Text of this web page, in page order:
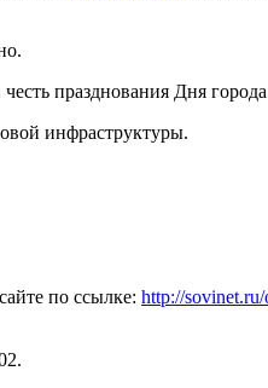
празднования Дня
инфраструктуры.
по ссылке: http://